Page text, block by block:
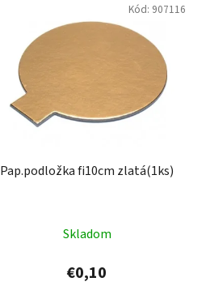
Pap.podložka fi10cm zlatá(1ks)
Skladom
€0,10
Kód: 907116